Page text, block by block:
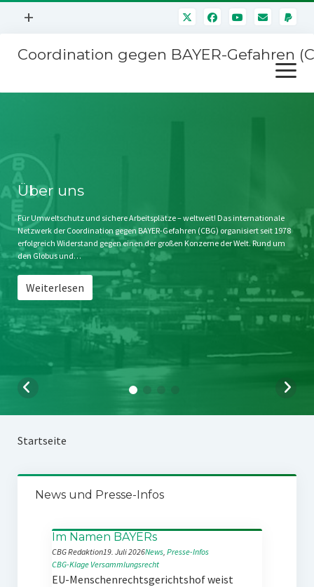
Menü
+
Mitmachen
Kontakt
Impressum
Störfälle
Coordination gegen BAYER-Gefahren
Menü
öffnen
Stichwort BAYER
Jahrestagung
SPENDEN
Über uns
Für Umweltschutz und sichere Arbeitsplätze – weltweit! Das internationale
Netzwerk der Coordination gegen BAYER-Gefahren (CBG) organisiert seit 1978
erfolgreich Widerstand gegen einen der großen Konzerne der Welt. Rund um
den Globus und…
Weiterlesen
Startseite
News und Presse-Infos
Im Namen BAYERs
CBG Redaktion19. Juli 2026News, Presse-Infos
CBG-Klage Versammlungsrecht
EU-Menschenrechtsgerichtshof weist